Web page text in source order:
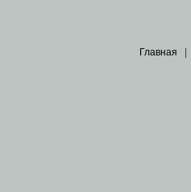
Главная